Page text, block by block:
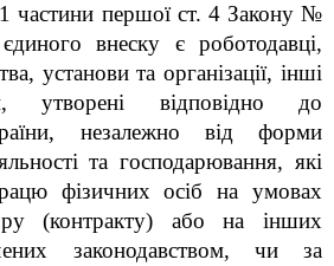
частини першої ст. 4 Закону №
внеску є роботодавці,
установи та організації, інші
утворені відповідно до
незалежно від форми
та господарювання, які
фізичних осіб на умовах
(контракту) або на інших
законодавством, чи за